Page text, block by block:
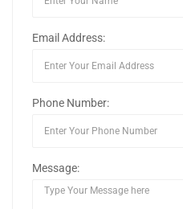
Email Address:
Phone Number:
Message: